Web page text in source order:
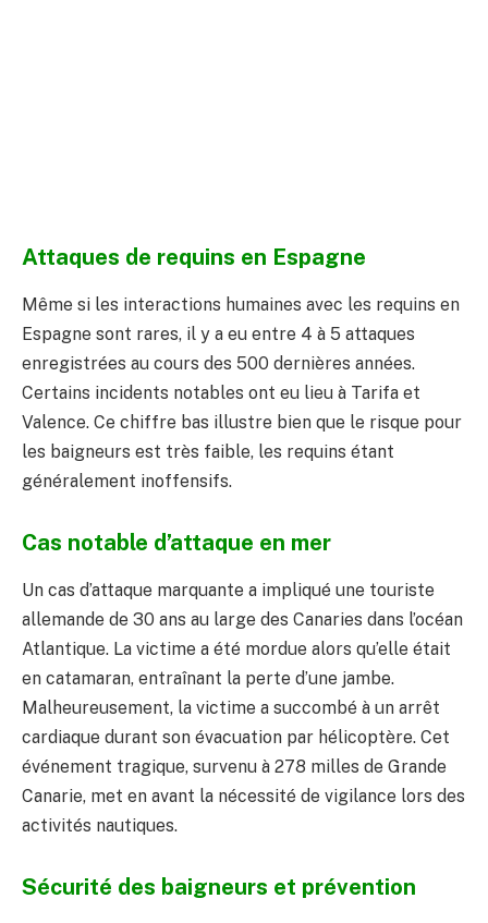
Attaques de requins en Espagne
Même si les interactions humaines avec les requins en
Espagne sont rares, il y a eu entre 4 à 5 attaques
enregistrées au cours des 500 dernières années.
Certains incidents notables ont eu lieu à Tarifa et
Valence. Ce chiffre bas illustre bien que le risque pour
les baigneurs est très faible, les requins étant
généralement inoffensifs.
Cas notable d’attaque en mer
Un cas d’attaque marquante a impliqué une touriste
allemande de 30 ans au large des Canaries dans l’océan
Atlantique. La victime a été mordue alors qu’elle était
en catamaran, entraînant la perte d’une jambe.
Malheureusement, la victime a succombé à un arrêt
cardiaque durant son évacuation par hélicoptère. Cet
événement tragique, survenu à 278 milles de Grande
Canarie, met en avant la nécessité de vigilance lors des
activités nautiques.
Sécurité des baigneurs et prévention